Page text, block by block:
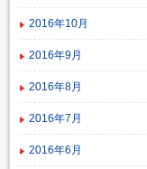
2016年10月
2016年9月
2016年8月
2016年7月
2016年6月